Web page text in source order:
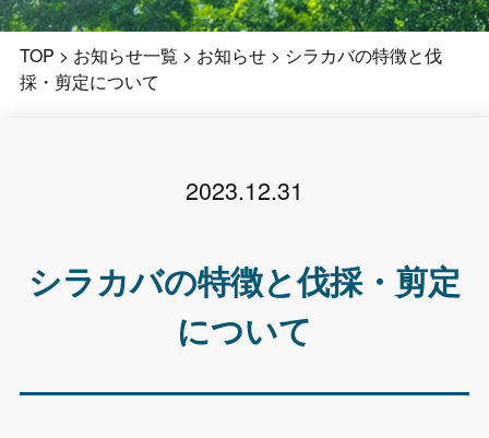
TOP > お知らせ一覧 > お知らせ> シラカバの特徴と伐
採・剪定について
2023.12.31
シラカバの特徴と伐採・剪定
について